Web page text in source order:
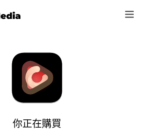
登錄
注册账号
你正在購買